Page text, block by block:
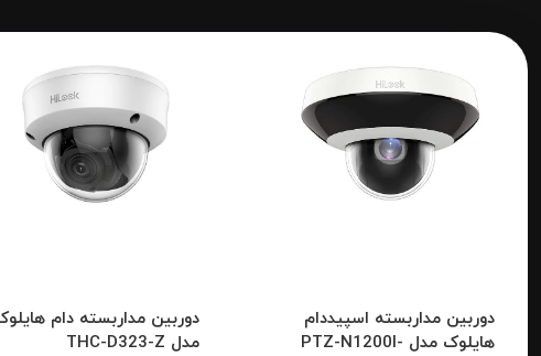
دوربین مداربسته اسپیددام
هایلوک مدل PTZ-N1200I-
دوربین مداربسته دام
مدل THC-D323-Z